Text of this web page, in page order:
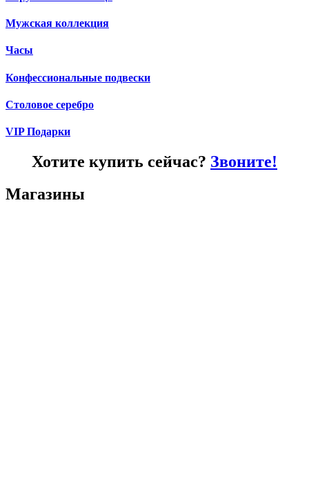
Мужская коллекция
Часы
Конфессиональные подвески
Столовое серебро
VIP Подарки
Хотите купить сейчас? Звоните!
Магазины